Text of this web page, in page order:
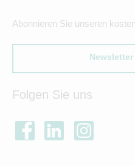
Abonnieren Sie unseren
Folgen Sie uns